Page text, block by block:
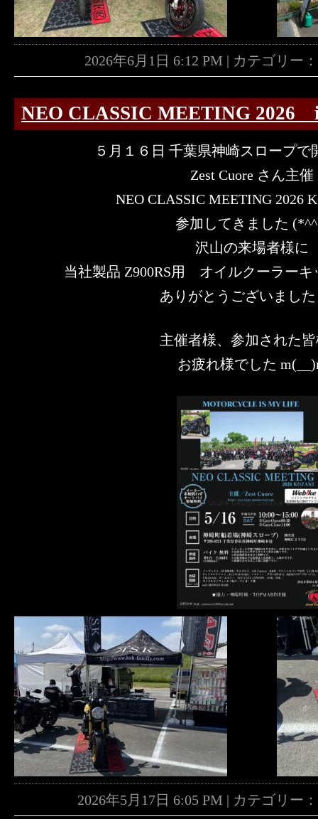
2026年6月1日 6:12 PM | カテゴリー
NEO CLASSIC MEETING 2026
５月１６日 千葉県神崎スロープで
Zest Cuore さん主催
NEO CLASSIC MEETING 2026
参加してきました
沢山の来場者様に
当社製品 Z900RS用 オイルクーラーキ
ありがとうございまし
主催者様、参加された
お疲れ様でした
2026年5月17日 6:05 PM | カテゴリー